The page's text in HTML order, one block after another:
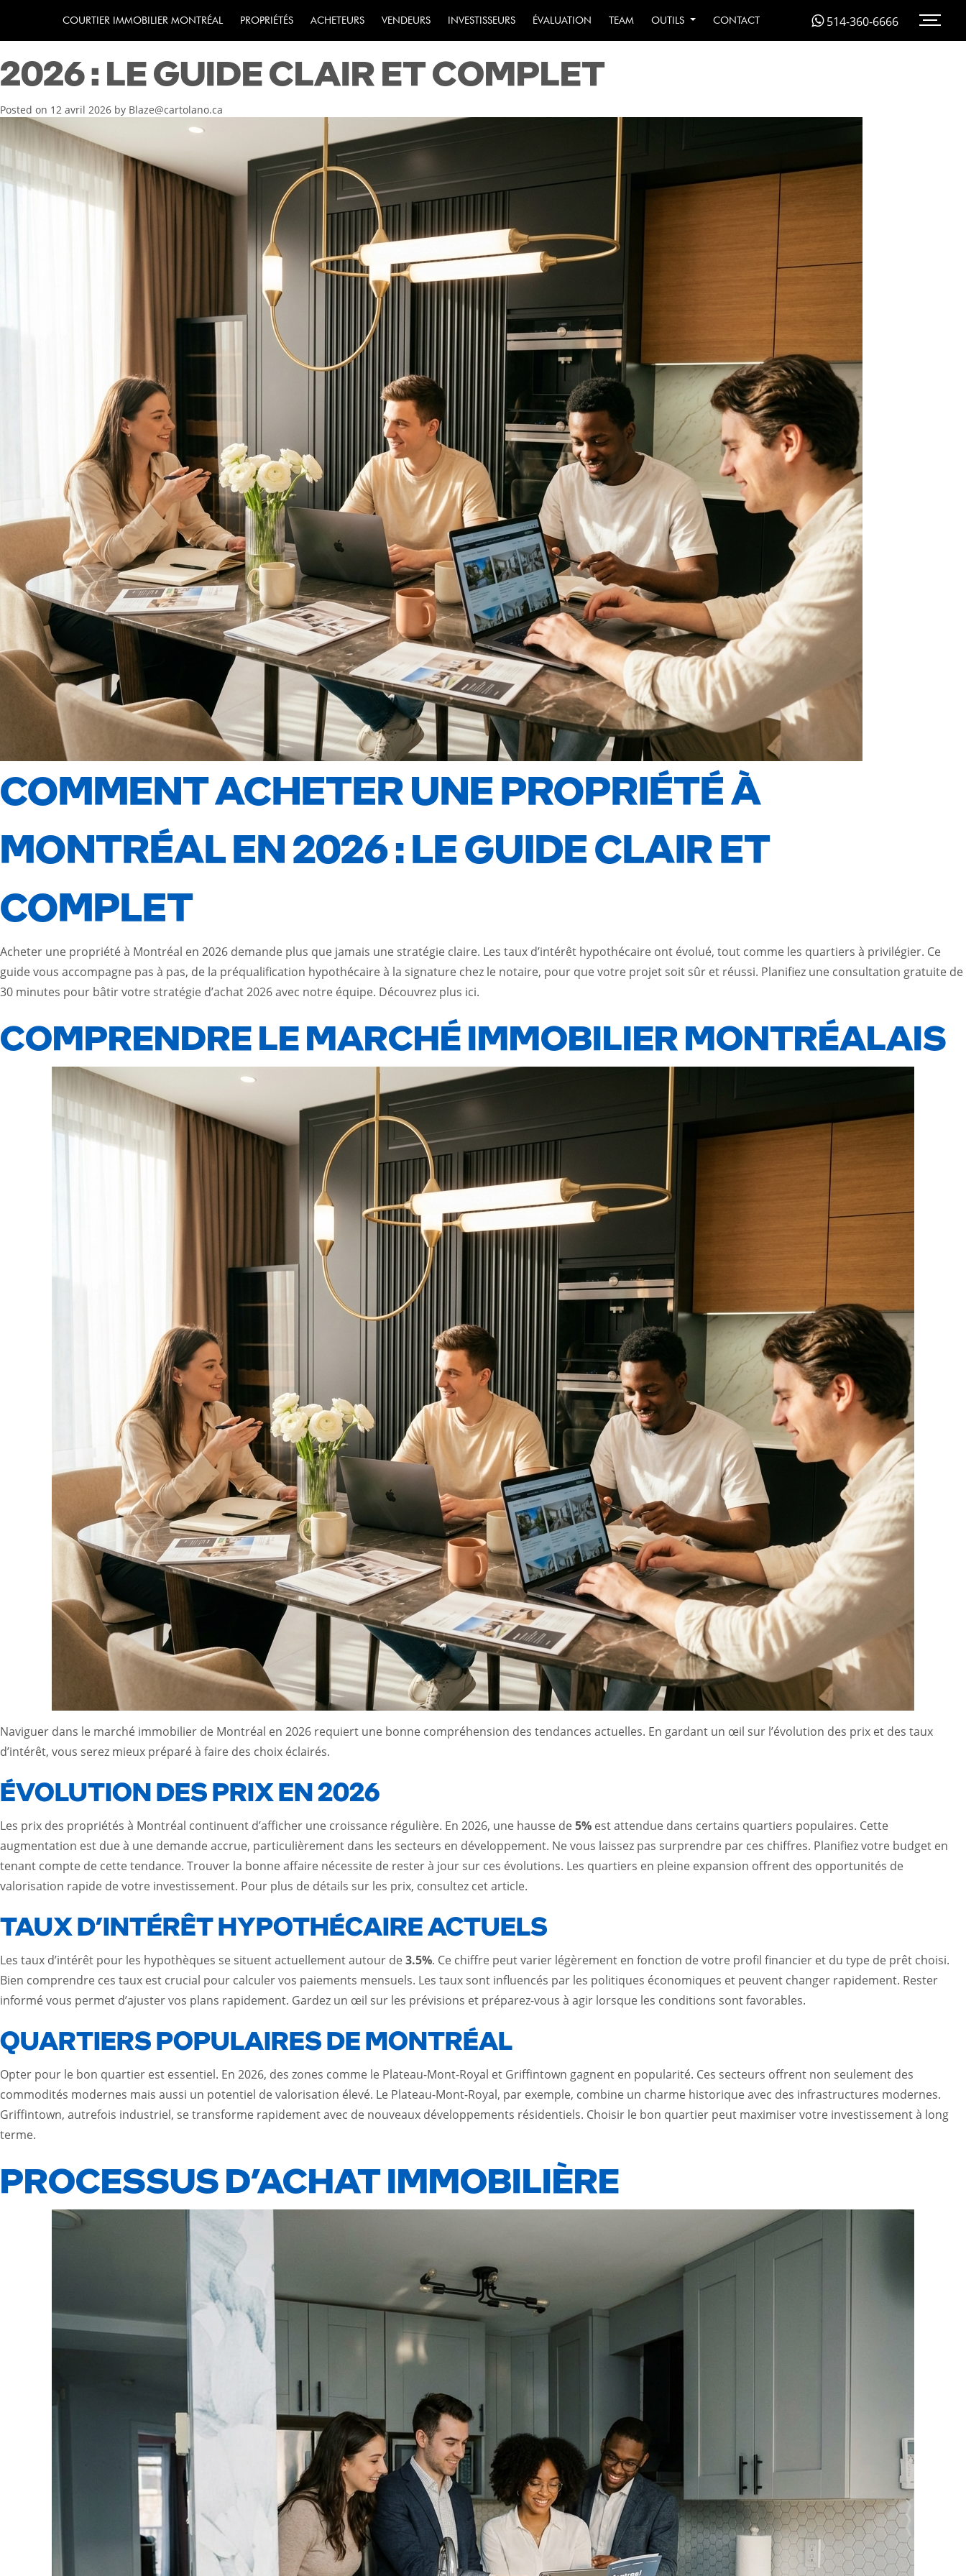
COURTIER IMMOBILIER MONTRÉAL PROPRIÉTÉS ACHETEURS VENDEURS INVESTISSEURS ÉVALUATION TEAM OUTILS CONTACT 514-360-6666
COMMENT ACHETER UNE PROPRIÉTÉ À MONTRÉAL EN
2026 : LE GUIDE CLAIR ET COMPLET
Posted on 12 avril 2026 by Blaze@cartolano.ca
COMMENT ACHETER UNE PROPRIÉTÉ À
MONTRÉAL EN 2026 : LE GUIDE CLAIR ET
COMPLET
Acheter une propriété à Montréal en 2026 demande plus que jamais une stratégie claire. Les taux d’intérêt hypothécaire ont évolué, tout comme les quartiers à privilégier. Ce
guide vous accompagne pas à pas, de la préqualification hypothécaire à la signature chez le notaire, pour que votre projet soit sûr et réussi. Planifiez une consultation gratuite de
30 minutes pour bâtir votre stratégie d’achat 2026 avec notre équipe. Découvrez plus ici.
COMPRENDRE LE MARCHÉ IMMOBILIER MONTRÉALAIS
Naviguer dans le marché immobilier de Montréal en 2026 requiert une bonne compréhension des tendances actuelles. En gardant un œil sur l’évolution des prix et des taux
d’intérêt, vous serez mieux préparé à faire des choix éclairés.
ÉVOLUTION DES PRIX EN 2026
Les prix des propriétés à Montréal continuent d’afficher une croissance régulière. En 2026, une hausse de5% est attendue dans certains quartiers populaires. Cette
augmentation est due à une demande accrue, particulièrement dans les secteurs en développement. Ne vous laissez pas surprendre par ces chiffres. Planifiez votre budget en
tenant compte de cette tendance. Trouver la bonne affaire nécessite de rester à jour sur ces évolutions. Les quartiers en pleine expansion offrent des opportunités de
valorisation rapide de votre investissement. Pour plus de détails sur les prix, consultez cet article.
TAUX D’INTÉRÊT HYPOTHÉCAIRE ACTUELS
Les taux d’intérêt pour les hypothèques se situent actuellement autour de3.5%. Ce chiffre peut varier légèrement en fonction de votre profil financier et du type de prêt choisi.
Bien comprendre ces taux est crucial pour calculer vos paiements mensuels. Les taux sont influencés par les politiques économiques et peuvent changer rapidement. Rester
informé vous permet d’ajuster vos plans rapidement. Gardez un œil sur les prévisions et préparez-vous à agir lorsque les conditions sont favorables.
QUARTIERS POPULAIRES DE MONTRÉAL
Opter pour le bon quartier est essentiel. En 2026, des zones comme le Plateau-Mont-Royal et Griffintown gagnent en popularité. Ces secteurs offrent non seulement des
commodités modernes mais aussi un potentiel de valorisation élevé. Le Plateau-Mont-Royal, par exemple, combine un charme historique avec des infrastructures modernes.
Griffintown, autrefois industriel, se transforme rapidement avec de nouveaux développements résidentiels. Choisir le bon quartier peut maximiser votre investissement à long
terme.
PROCESSUS D’ACHAT IMMOBILIÈRE